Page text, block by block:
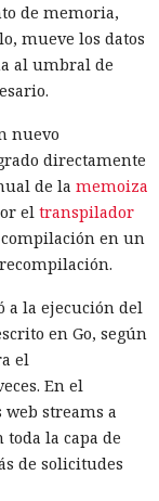
de memoria,
mueve los datos
al umbral de
nuevo
directamente
de la memoiza
el transpilador
en un
a la ejecución del
en Go, según
el
En el
streams a
la capa de
de solicitudes